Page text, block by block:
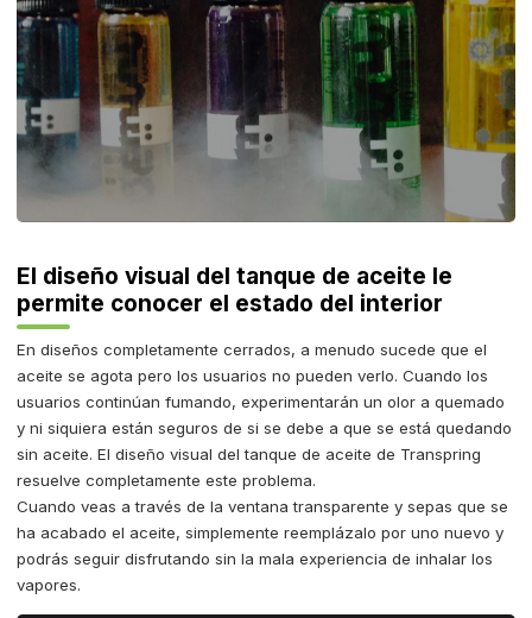
El diseño visual del tanque de aceite le
permite conocer el estado del interior
En diseños completamente cerrados, a menudo sucede que el
aceite se agota pero los usuarios no pueden verlo. Cuando los
usuarios continúan fumando, experimentarán un olor a quemado
y ni siquiera están seguros de si se debe a que se está quedando
sin aceite. El diseño visual del tanque de aceite de Transpring
resuelve completamente este problema.
Cuando veas a través de la ventana transparente y sepas que se
ha acabado el aceite, simplemente reemplázalo por uno nuevo y
podrás seguir disfrutando sin la mala experiencia de inhalar los
vapores.